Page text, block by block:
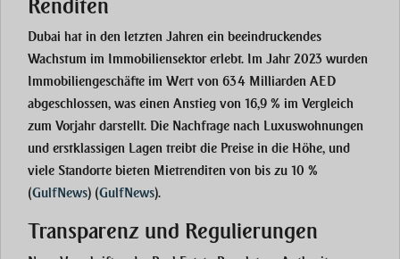
Renditen
Dubai hat in den letzten Jahren ein beeindruckendes
Wachstum im Immobiliensektor erlebt. Im Jahr 2023 wurden
Immobiliengeschäfte im Wert von 634 Milliarden AED
abgeschlossen, was einen Anstieg von 16,9 % im Vergleich
zum Vorjahr darstellt. Die Nachfrage nach Luxuswohnungen
und erstklassigen Lagen treibt die Preise in die Höhe, und
viele Standorte bieten Mietrenditen von bis zu 10 %​
(GulfNews) (GulfNews)​.
Transparenz und Regulierungen